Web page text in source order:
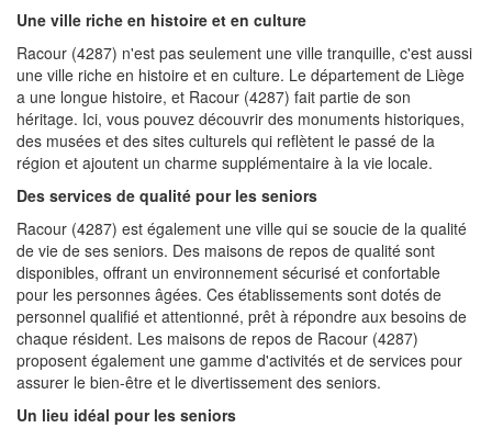
Une ville riche en histoire et en culture
Racour (4287) n'est pas seulement une ville tranquille, c'est aussi
une ville riche en histoire et en culture. Le département de Liège
a une longue histoire, et Racour (4287) fait partie de son
héritage. Ici, vous pouvez découvrir des monuments historiques,
des musées et des sites culturels qui reflètent le passé de la
région et ajoutent un charme supplémentaire à la vie locale.
Des services de qualité pour les seniors
Racour (4287) est également une ville qui se soucie de la qualité
de vie de ses seniors. Des maisons de repos de qualité sont
disponibles, offrant un environnement sécurisé et confortable
pour les personnes âgées. Ces établissements sont dotés de
personnel qualifié et attentionné, prêt à répondre aux besoins de
chaque résident. Les maisons de repos de Racour (4287)
proposent également une gamme d'activités et de services pour
assurer le bien-être et le divertissement des seniors.
Un lieu idéal pour les seniors